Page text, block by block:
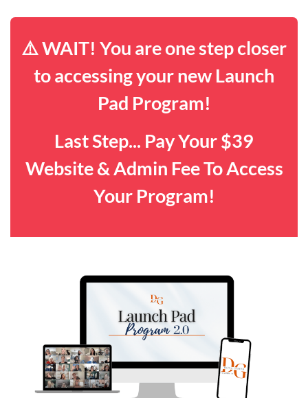
⚠️ WAIT! You are one step closer
to accessing your new Launch
Pad Program!
Last Step... Pay Your $39
Website & Admin Fee To Access
Your Program!